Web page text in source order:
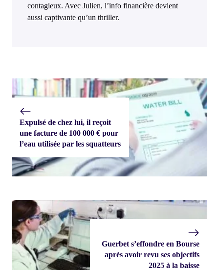
contagieux. Avec Julien, l’info financière devient
aussi captivante qu’un thriller.
Expulsé de chez lui, il reçoit
une facture de 100 000 € pour
l’eau utilisée par les squatteurs
Guerbet s’effondre en Bourse
après avoir revu ses objectifs
2025 à la baisse